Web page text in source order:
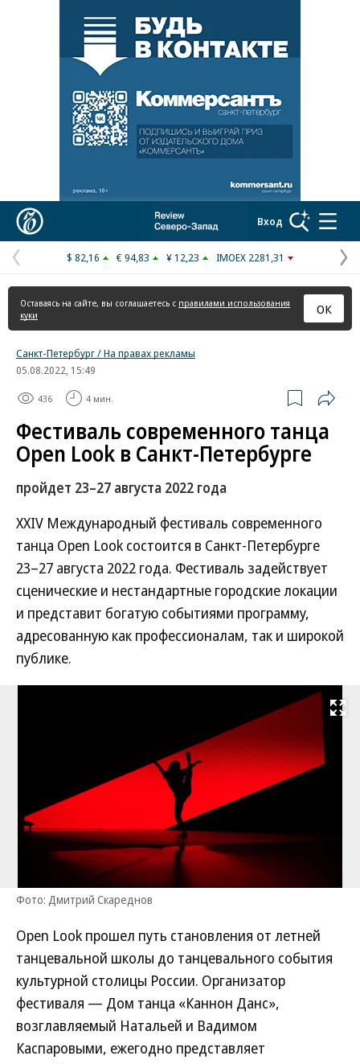
Реклама в «Ъ» www.kommersant.ru/ad
Вход
Предыдущая
страница
$ 82,16 € 94,83 ¥ 12,23 IMOEX 2281,31
Оставаясь на сайте, вы соглашаетесь с правилами использования
куки
ОК
Санкт-Петербург / На правах рекламы
05.08.2022, 15:49
436 4 мин.
Фестиваль современного танца
Open Look в Санкт-Петербурге
пройдет 23–27 августа 2022 года
XХIV Международный фестиваль современного
танца Open Look состоится в Санкт-Петербурге
23–27 августа 2022 года. Фестиваль задействует
сценические и нестандартные городские локации
и представит богатую событиями программу,
адресованную как профессионалам, так и широкой
публике.
Развернуть
Фото: Дмитрий Скареднов
Open Look прошел путь становления от летней
танцевальной школы до танцевального события
культурной столицы России. Организатор
фестиваля — Дом танца «Каннон Данс»,
возглавляемый Натальей и Вадимом
Каспаровыми, ежегодно представляет